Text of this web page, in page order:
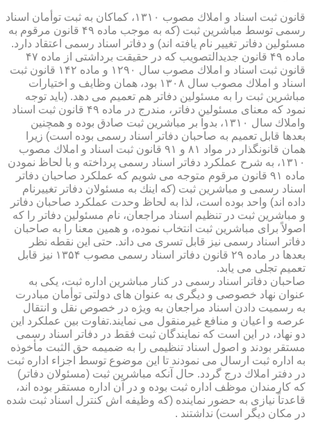
قانون ثبت اسناد و املاك مصوب ۱۳۱۰، كماكان به ثبت توأمان اسناد
رسمی توسط مباشرین ثبت (كه به موجب ماده ۴۹ قانون مرقوم به
مسئولین دفاتر تغییر نام یافته اند) و دفاتر اسناد رسمی اعتقاد دارد.
ماده ۴۹ قانون جدیدالتصویب كه در حقیقت برداشتی از ماده ۴۷
قانون ثبت اسناد و املاك مصوب سال ۱۲۹۰ و ماده ۱۴۲ قانون ثبت
اسناد و املاك مصوب سال ۱۳۰۸ بود، همان وظایف و اختیارات
مباشرین ثبت را به مسئولین دفاتر هم تعمیم می دهد. (باید توجه
نمود كه معنای مسئولین دفاتر، مندرج در ماده ۴۹ قانون ثبت اسناد
واملاك سال ۱۳۱۰، بدواً بر مباشرین ثبت صادق بوده و همچنین
بعدها قابل تعمیم به صاحبان دفاتر اسناد رسمی بوده است) زیرا
همان قانونگذار در مواد ۸۱ و ۹۱ قانون ثبت اسناد و املاك مصوب
۱۳۱۰، به شرح عملكرد دفاتر اسناد رسمی پرداخته و با لحاظ نمودن
ماده ۹۱ قانون مرقوم متوجه می شویم كه عملكرد صاحبان دفاتر
اسناد رسمی و مباشرین ثبت (كه اینك به مسئولان دفاتر تغییرنام
داده اند) واحد بوده است، لذا به لحاظ وحدت عملكرد صاحبان دفاتر
و مباشرین ثبت در تنظیم اسناد مراجعان، نام مسئولین دفاتر را كه
اصولاً برای مباشرین ثبت انتخاب نموده، و همین معنا را به صاحبان
دفاتر اسناد رسمی نیز قابل تسری می داند. حتی این نقطه نظر
بعدها در ماده ۲۹ قانون دفاتر اسناد رسمی مصوب ۱۳۵۴ نیز قابل
تعمیم تجلی می یابد.
صاحبان دفاتر اسناد رسمی در كنار مباشرین اداره ثبت، یكی به
عنوان نهاد خصوصی و دیگری به عنوان های دولتی توأمان مبادرت
به رسمیت دادن اسناد مراجعان به ویژه در خصوص نقل و انتقال
عرصه و اعیان و منافع غیرمنقول می نمایند.تفاوت بین عملكرد این
دو نهاد، در این است كه نمایندگان ثبت فقط در دفاتر اسناد رسمی
مستقر بودند و اصول اسناد تنظیمی را به ضمیمه حق الثبت مأخوذه
به اداره ثبت ارسال می نمودند تا این موضوع توسط اجزاء اداره ثبت
در دفتر املاك درج گردد. حال آنكه مباشرین ثبت (مسئولان دفاتر)
كه كارمندان موظف اداره ثبت بوده و در آن اداره مستقر بوده اند،
قاعدتاً نیازی به حضور نماینده (كه وظیفه اش كنترل اسناد ثبت شده
در مكان دیگر است) نداشتند .